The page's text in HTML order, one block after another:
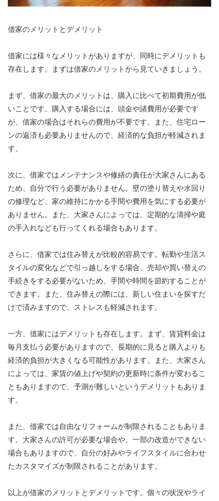
借家のメリットとデメリット
借家には様々なメリットがありますが、同時にデメリットも
存在します。まずは借家のメリットから見ていきましょう。
まず、借家の最大のメリットは、購入に比べて初期費用が低
いことです。購入する場合には、頭金や諸費用が必要です
が、借家の場合はそれらの費用が不要です。また、住宅ロー
ンの返済も必要ありませんので、経済的な負担が軽減されま
す。
次に、借家ではメンテナンスや修繕の責任が大家さんにある
ため、自分で行う必要がありません。壁の塗り替えや水回り
の修理など、家の維持にかかる手間や費用を気にする必要が
ありません。また、大家さんによっては、定期的な清掃や庭
の手入れなども行ってくれる場合もあります。
さらに、借家では住み替えが比較的容易です。転勤や生活ス
タイルの変化などで引っ越しをする場合、売却や買い替えの
手続きをする必要がないため、手間や時間を節約することが
できます。また、住み替えの際には、新しい住まいを探すだ
けで済みますので、ストレスも軽減されます。
一方、借家にはデメリットも存在します。まず、賃貸料金は
毎月支払う必要がありますので、長期的に見ると購入よりも
経済的負担が大きくなる可能性があります。また、大家さん
によっては、家賃の値上げや契約の更新時に条件が変わるこ
ともありますので、予測が難しいというデメリットもありま
す。
また、借家では自由なリフォームが制限されることもありま
す。大家さんの許可が必要な場合や、一部の改造ができない
場合もありますので、自分の好みやライフスタイルに合わせ
たカスタマイズが制限されることがあります。
以上が借家のメリットとデメリットです。個々の状況やライ